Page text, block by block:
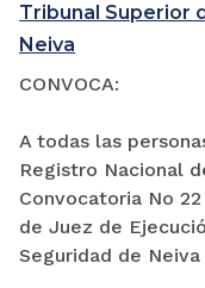
Tribunal Superior
Neiva
CONVOCA:
A todas las
Registro Nacional
Convocatoria No
de Juez de
Seguridad de Neiva